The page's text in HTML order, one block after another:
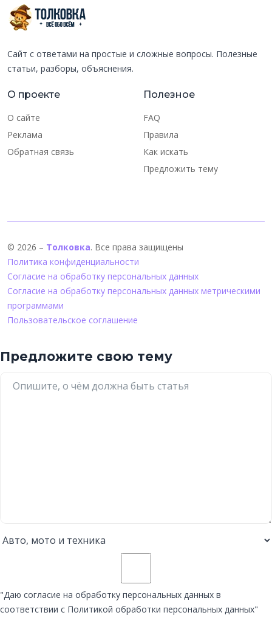
Сайт с ответами на простые и сложные вопросы. Полезные
статьи, разборы, объяснения.
О проекте
О сайте
Реклама
Обратная связь
Полезное
FAQ
Правила
Как искать
Предложить тему
© 2026 – Толковка. Все права защищены
Политика конфиденциальности
Согласие на обработку персональных данных
Согласие на обработку персональных данных метрическими
программами
Пользовательское соглашение
Предложите свою тему
"Даю согласие на обработку персональных данных в
соответствии с Политикой обработки персональных данных"